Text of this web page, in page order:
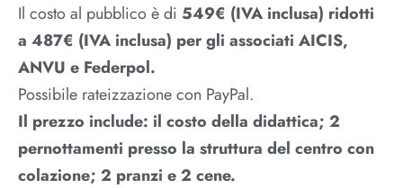
Il costo al pubblico è di 549€ (IVA inclusa) ridotti
a 487€ (IVA inclusa) per gli associati AICIS,
ANVU e Federpol.
Possibile rateizzazione con PayPal.
Il prezzo include: il costo della didattica; 2
pernottamenti presso la struttura del centro con
colazione; 2 pranzi e 2 cene.